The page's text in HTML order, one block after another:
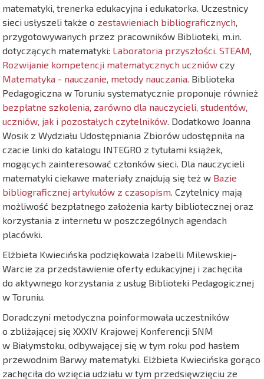
matematyki, trenerka edukacyjna i edukatorka. Uczestnicy
sieci usłyszeli także o zestawieniach bibliograficznych,
przygotowywanych przez pracowników Biblioteki, m.in.
dotyczących matematyki: Laboratoria przyszłości. STEAM,
Rozwijanie kompetencji matematycznych uczniów czy
Matematyka - nauczanie, metody nauczania. Biblioteka
Pedagogiczna w Toruniu systematycznie proponuje również
bezpłatne szkolenia, zarówno dla nauczycieli, studentów,
uczniów, jak i pozostałych czytelników. Dodatkowo Joanna
Wosik z Wydziału Udostępniania Zbiorów udostępniła na
czacie linki do katalogu INTEGRO z tytułami książek,
mogących zainteresować członków sieci. Dla nauczycieli
matematyki ciekawe materiały znajdują się też w Bazie
bibliograficznej artykułów z czasopism. Czytelnicy mają
możliwość bezpłatnego założenia karty bibliotecznej oraz
korzystania z internetu w poszczególnych agendach
placówki.
Elżbieta Kwiecińska podziękowała Izabelli Milewskiej-
Warcie za przedstawienie oferty edukacyjnej i zachęciła
do aktywnego korzystania z usług Biblioteki Pedagogicznej
w Toruniu.
Doradczyni metodyczna poinformowała uczestników
o zbliżającej się XXXIV Krajowej Konferencji SNM
w Białymstoku, odbywającej się w tym roku pod hasłem
przewodnim Barwy matematyki. Elżbieta Kwiecińska gorąco
zachęciła do wzięcia udziału w tym przedsięwzięciu ze